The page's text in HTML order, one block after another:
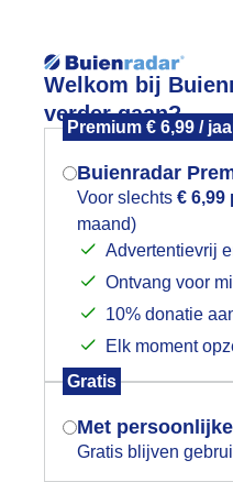
Welkom bij
verder gaan?
Premium € 6,99 /
Buienradar
Voor slechts € 6,99
maand)
Advertentievrij
Ontvang voor
10% donatie
Elk moment
Gratis
Met
Gratis blijven
Foto en video
avond
Mogen we je
Indien je hier nog
gegeven,
je browser